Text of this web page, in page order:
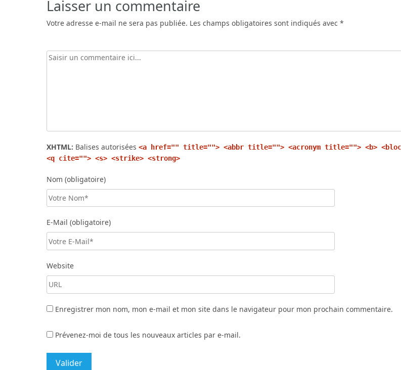
Laisser un commentaire
Votre adresse e-mail ne sera pas publiée. Les champs obligatoires sont indiqués avec *
XHTML: Balises autorisées <a href="" title=""> <abbr title=""> <acronym title=""> <b>
<q cite=""> <s> <strike> <strong>
Nom (obligatoire)
E-Mail (obligatoire)
Website
Enregistrer mon nom, mon e-mail et mon site dans le navigateur pour mon prochain commentaire.
Prévenez-moi de tous les nouveaux articles par e-mail.